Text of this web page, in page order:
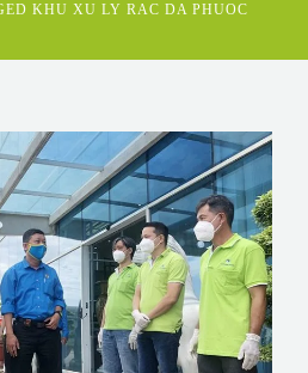
KHU XU LY RAC DA PHUOC